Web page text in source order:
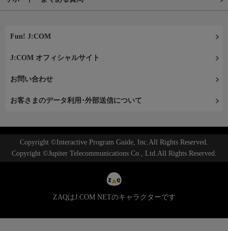
Fun! J:COM
J:COM オフィシャルサイト
お問い合わせ
お客さまのデータ利用･外部送信について
Copyright ©Interactive Program Guide, Inc.All Rights Reserved.
Copyright ©Jupiter Telecommunications Co., Ltd.All Rights Reserved.
ZAQはJ:COM NETのキャラクターです